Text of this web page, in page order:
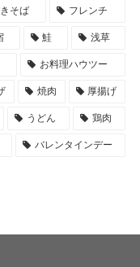
そば フレンチ
鮭 浅草
お料理ハウツー
焼肉 厚揚げ
うどん 鶏肉
バレンタインデー